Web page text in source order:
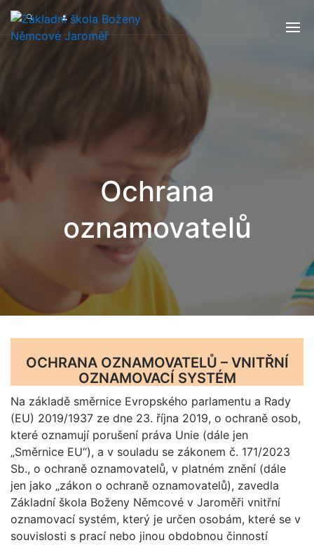
Ochrana
oznamovatelů
OCHRANA OZNAMOVATELŮ – VNITŘNÍ
OZNAMOVACÍ SYSTÉM
Na základě směrnice Evropského parlamentu a Rady
(EU) 2019/1937 ze dne 23. října 2019, o ochraně osob,
které oznamují porušení práva Unie (dále jen
„Směrnice EU“), a v souladu se zákonem č. 171/2023
Sb., o ochraně oznamovatelů, v platném znění (dále
jen jako „zákon o ochraně oznamovatelů), zavedla
Základní škola Boženy Němcové v Jaroměři vnitřní
oznamovací systém, který je určen osobám, které se v
souvislosti s prací nebo jinou obdobnou činností